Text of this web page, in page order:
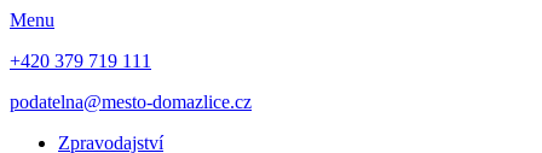
Menu
+420 379 719 111
podatelna@mesto-domazlice.cz
Zpravodajství